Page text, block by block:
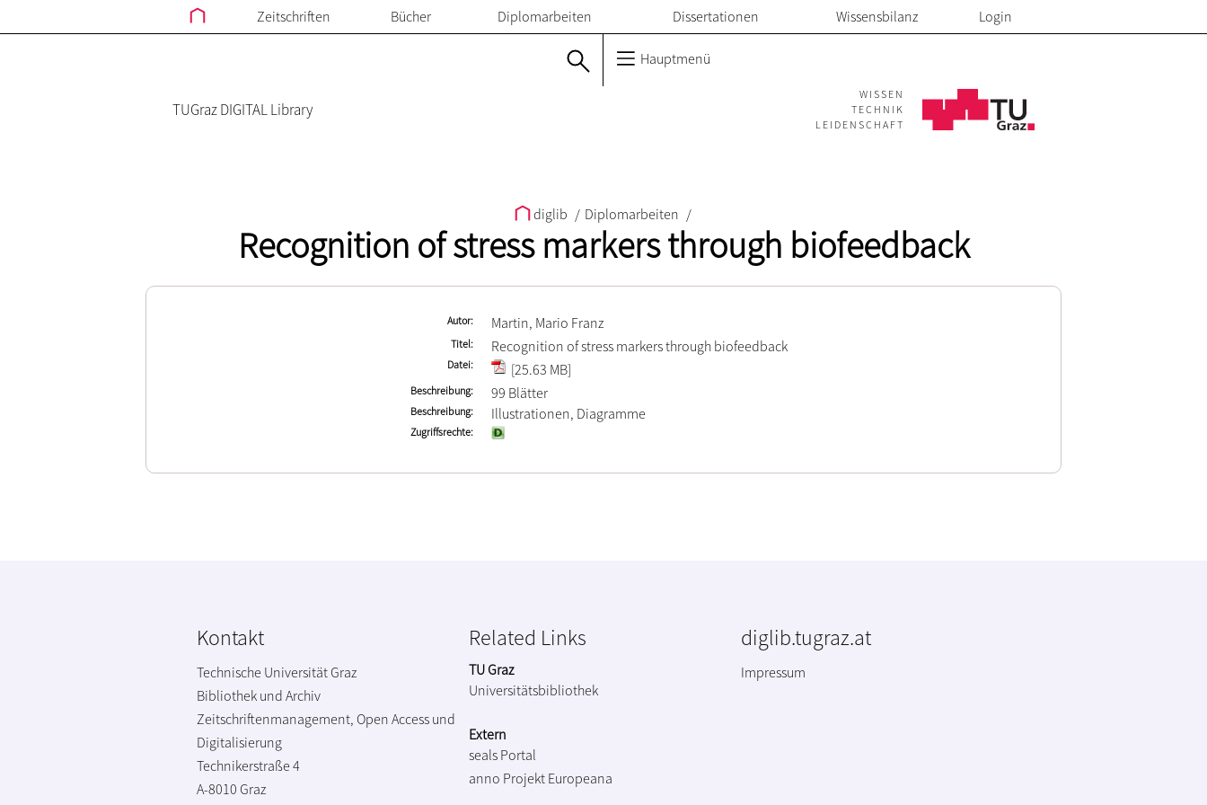
Zeitschriften Bücher Diplomarbeiten Dissertationen Wissensbilanz Login
Hauptmenü
TUGraz DIGITAL Library
WISSEN
TECHNIK
LEIDENSCHAFT
diglib / Diplomarbeiten /
Recognition of stress markers through biofeedback
Autor Martin, Mario Franz
Titel Recognition of stress markers through biofeedback
Datei [25.63 MB]
Beschreibung 99 Blätter
Beschreibung Illustrationen, Diagramme
Zugriffsrechte
Kontakt
Technische Universität Graz
Bibliothek und Archiv
Zeitschriftenmanagement, Open Access und
Digitalisierung
Technikerstraße 4
A-8010 Graz
Related Links
TU Graz
Universitätsbibliothek
Extern
seals Portal
anno Projekt Europeana
diglib.tugraz.at
Impressum